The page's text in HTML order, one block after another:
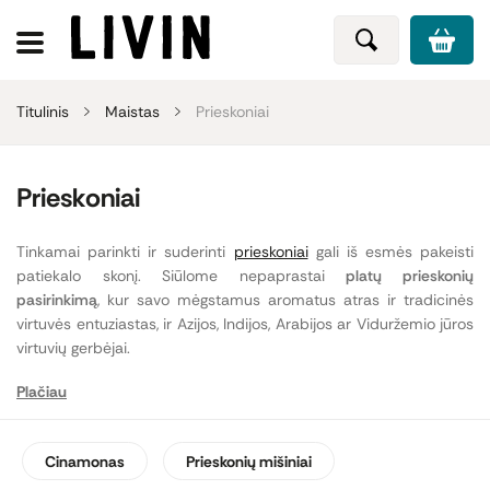
Titulinis Maistas Prieskoniai
Prieskoniai
Tinkamai parinkti ir suderinti prieskoniaigali iš esmės pakeisti
patiekalo skonį. Siūlome nepaprastaiplatų prieskonių
pasirinkimą, kur savo mėgstamus aromatus atras ir tradicinės
virtuvės entuziastas, ir Azijos, Indijos, Arabijos ar Viduržemio jūros
virtuvių gerbėjai.
Saldieji kepiniai bei desertai bus išskirtinio skonio bei aromato, jei
cinamonassuteiks pasakišką aromatą ne tik saldiems kepiniams,
Plačiau
Cinamonas Prieskonių mišiniai